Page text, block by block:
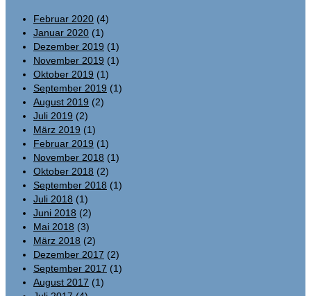
Februar 2020 (4)
Januar 2020 (1)
Dezember 2019 (1)
November 2019 (1)
Oktober 2019 (1)
September 2019 (1)
August 2019 (2)
Juli 2019 (2)
März 2019 (1)
Februar 2019 (1)
November 2018 (1)
Oktober 2018 (2)
September 2018 (1)
Juli 2018 (1)
Juni 2018 (2)
Mai 2018 (3)
März 2018 (2)
Dezember 2017 (2)
September 2017 (1)
August 2017 (1)